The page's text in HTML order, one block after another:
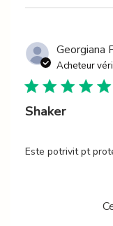
Georgiana
Acheteur
Shaker
Este potrivit pt